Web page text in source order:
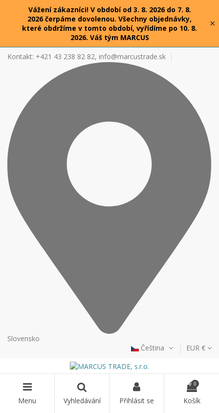
Vážení zákazníci! V období od 3. 8. 2026 do 7. 8.
2026 čerpáme dovolenou. Všechny objednávky,
které obdržíme v tomto období, vyřídíme po 10. 8.
2026. Váš tým MARCUS
×
Kontakt: +421 43 238 82 82, info@marcustrade.sk
Slovensko
Čeština
EUR €
Menu Vyhledávání Přihlásit se
0
Košík